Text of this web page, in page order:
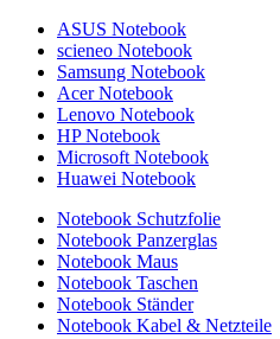
ASUS Notebook
scieneo Notebook
Samsung Notebook
Acer Notebook
Lenovo Notebook
HP Notebook
Microsoft Notebook
Huawei Notebook
Notebook Schutzfolie
Notebook Panzerglas
Notebook Maus
Notebook Taschen
Notebook Ständer
Notebook Kabel & Netzteile